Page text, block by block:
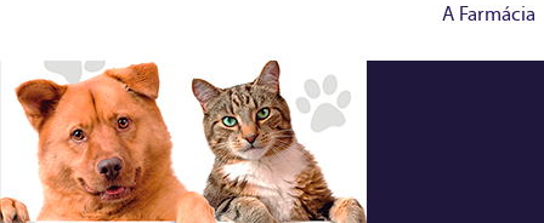
A Farmácia